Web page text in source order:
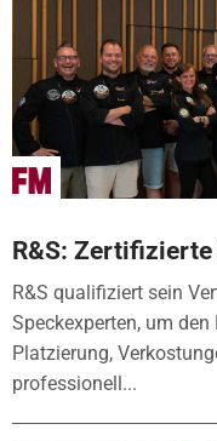
R&S:
R&S qualifiziert sein
Speckexperten, um
Platzierung,
professionell...